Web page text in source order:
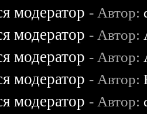
модератор - Автор:
модератор - Автор:
модератор - Автор:
модератор - Автор:
модератор - Автор: